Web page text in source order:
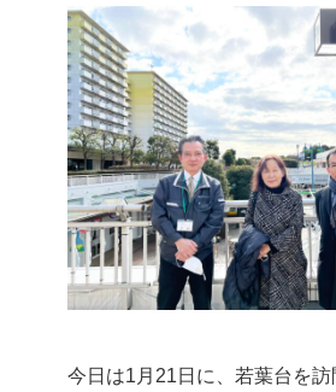
今日は1月21日に、若葉台を